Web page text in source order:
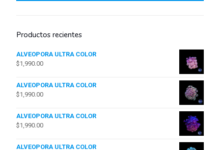
Productos recientes
ALVEOPORA ULTRA COLOR
$1,990.00
ALVEOPORA ULTRA COLOR
$1,990.00
ALVEOPORA ULTRA COLOR
$1,990.00
ALVEOPORA ULTRA COLOR